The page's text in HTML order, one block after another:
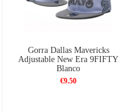
Gorra Dallas Mavericks
Adjustable New Era 9FIFTY
Blanco
€9.50